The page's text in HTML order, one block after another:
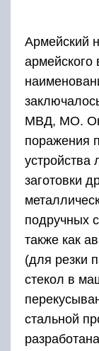
Армейский
армейского
МВД, МО. Он
поражения
устройства
заготовки
подручных
также как
(для резки
стекол в
стальной